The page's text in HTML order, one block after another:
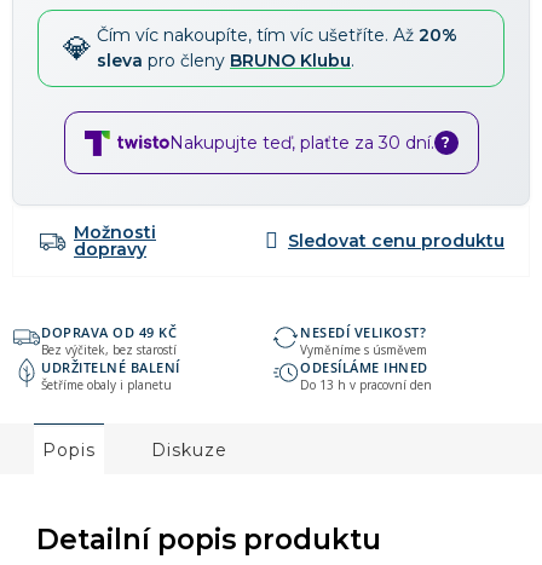
Čím víc nakoupíte, tím víc ušetříte. Až 20%
sleva pro členy BRUNO Klubu.
Nakupujte teď, plaťte za 30 dní. ?
Možnosti
dopravy
DOPRAVA OD 49 KČ
Bez výčitek, bez starostí
NESEDÍ VELIKOST?
Vyměníme s úsměvem
UDRŽITELNÉ BALENÍ
Šetříme obaly i planetu
ODESÍLÁME IHNED
Do 13 h v pracovní den
Popis Diskuze
Detailní popis produktu